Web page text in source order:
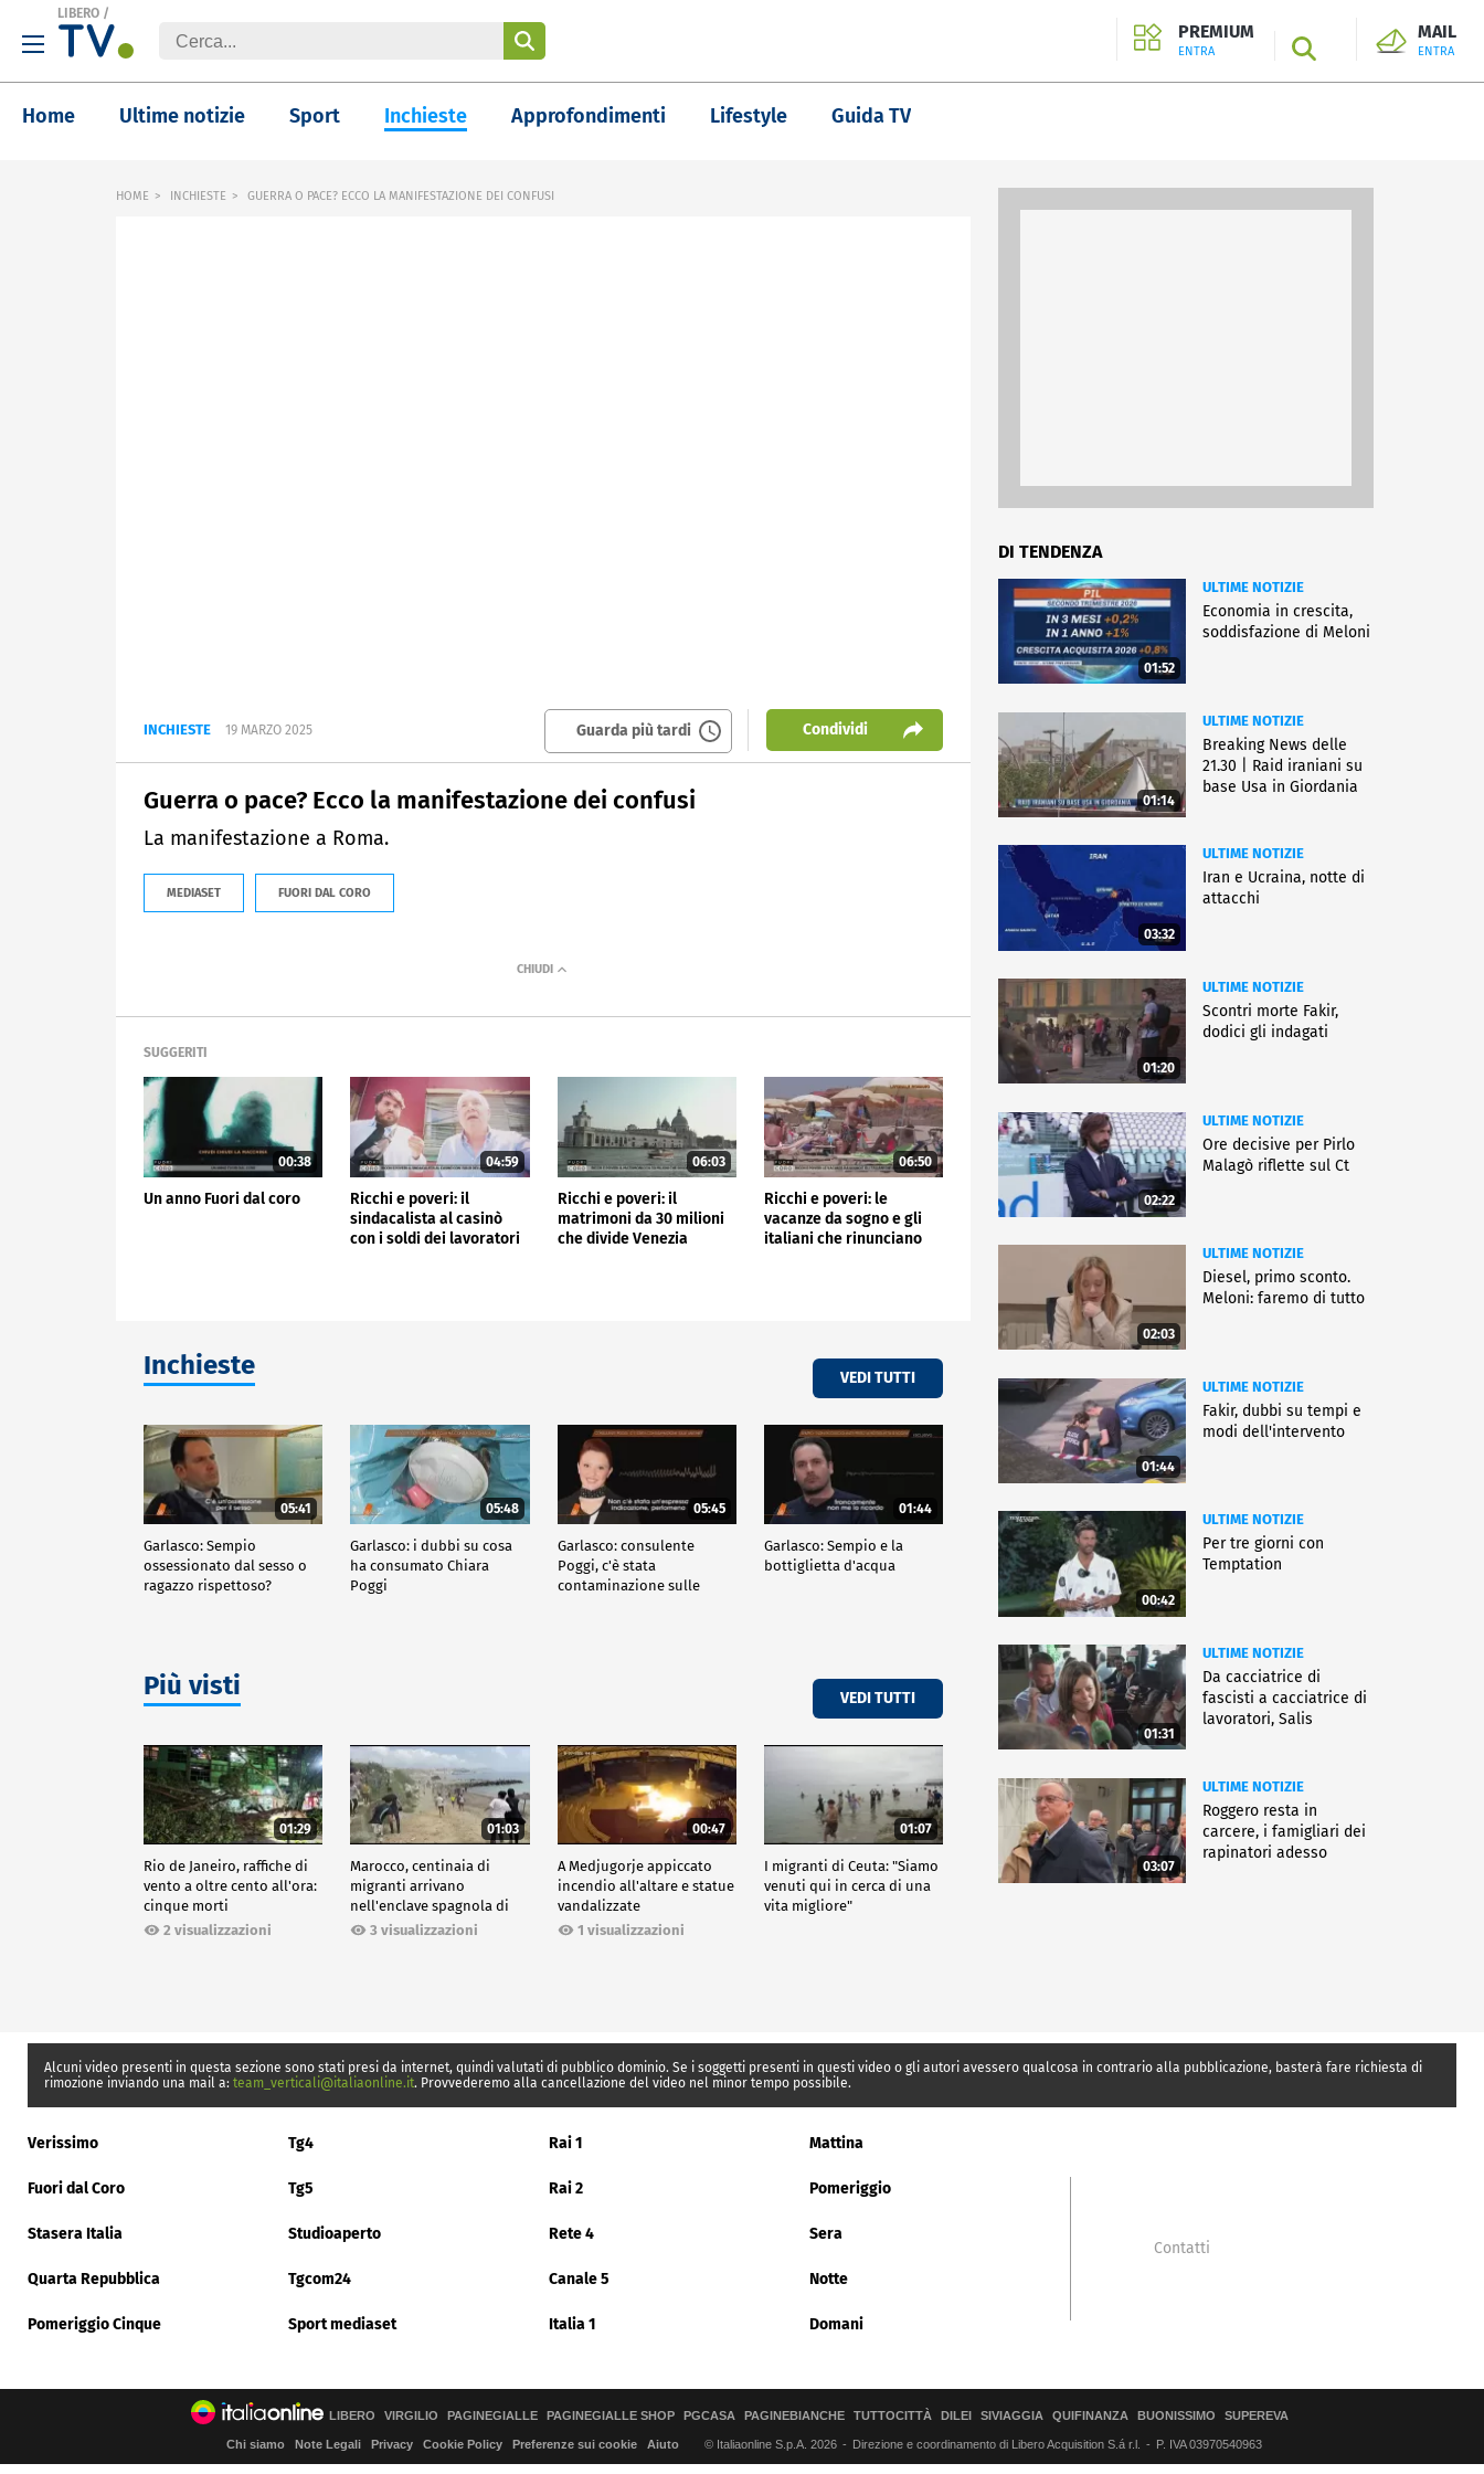
LIBERO /
PREMIUM
ENTRA SEARCH
MAIL
ENTRA
Home Ultime notizie Sport Inchieste Approfondimenti Lifestyle Guida TV
HOME INCHIESTE GUERRA O PACE? ECCO LA MANIFESTAZIONE DEI CONFUSI
INCHIESTE 19 MARZO 2025 Guarda più tardi Condividi
Guerra o pace? Ecco la manifestazione dei confusi
La manifestazione a Roma.
MEDIASET FUORI DAL CORO
SUGGERITI
00:38
Un anno Fuori dal coro
04:59
Ricchi e poveri: il
sindacalista al casinò
con i soldi dei lavoratori
06:03
Ricchi e poveri: il
matrimoni da 30 milioni
che divide Venezia
06:50
Ricchi e poveri: le
vacanze da sogno e gli
italiani che rinunciano
Inchieste VEDI TUTTI
05:41
Garlasco: Sempio
ossessionato dal sesso o
ragazzo rispettoso?
05:48
Garlasco: i dubbi su cosa
ha consumato Chiara
Poggi
05:45
Garlasco: consulente
Poggi, c'è stata
contaminazione sulle
01:44
Garlasco: Sempio e la
bottiglietta d'acqua
Più visti VEDI TUTTI
01:29
Rio de Janeiro, raffiche di
vento a oltre cento all'ora:
cinque morti
2 visualizzazioni
01:03
Marocco, centinaia di
migranti arrivano
nell'enclave spagnola di
Ceuta3 visualizzazioni
00:47
A Medjugorje appiccato
incendio all'altare e statue
vandalizzate
1 visualizzazioni
01:07
I migranti di Ceuta: "Siamo
venuti qui in cerca di una
vita migliore"
DI TENDENZA
01:52
ULTIME NOTIZIE
Economia in crescita,
soddisfazione di Meloni
01:14
ULTIME NOTIZIE
Breaking News delle
21.30 | Raid iraniani su
base Usa in Giordania
03:32
ULTIME NOTIZIE
Iran e Ucraina, notte di
attacchi
01:20
ULTIME NOTIZIE
Scontri morte Fakir,
dodici gli indagati
02:22
ULTIME NOTIZIE
Ore decisive per Pirlo
Malagò riflette sul Ct
02:03
ULTIME NOTIZIE
Diesel, primo sconto.
Meloni: faremo di tutto
01:44
ULTIME NOTIZIE
Fakir, dubbi su tempi e
modi dell'intervento
00:42
ULTIME NOTIZIE
Per tre giorni con
Temptation
01:31
ULTIME NOTIZIE
Da cacciatrice di
fascisti a cacciatrice di
lavoratori, Salis
03:07
ULTIME NOTIZIE
Roggero resta in
carcere, i famigliari dei
rapinatori adesso
Alcuni video presenti in questa sezione sono stati presi da internet, quindi valutati di pubblico dominio. Se i soggetti presenti in questi video o gli autori avessero qualcosa in contrario alla pubblicazione, basterà fare richiesta di
rimozione inviando una mail a: team_verticali@italiaonline.it. Provvederemo alla cancellazione del video nel minor tempo possibile.
Verissimo Tg4 Rai 1 Mattina
Fuori dal Coro Tg5 Rai 2 Pomeriggio
Stasera Italia Studioaperto Rete 4 Sera
Quarta Repubblica Tgcom24 Canale 5 Notte
Pomeriggio Cinque Sport mediaset Italia 1 Domani
Contatti
LIBERO VIRGILIO PAGINEGIALLE PAGINEGIALLE SHOP PGCASA PAGINEBIANCHE TUTTOCITTÀ DILEI SIVIAGGIA QUIFINANZA BUONISSIMO SUPEREVA
Chi siamo Note Legali Privacy Cookie Policy Preferenze sui cookie Aiuto © Italiaonline S.p.A. 2026 Direzione e coordinamento di Libero Acquisition S.á r.l. P. IVA 03970540963